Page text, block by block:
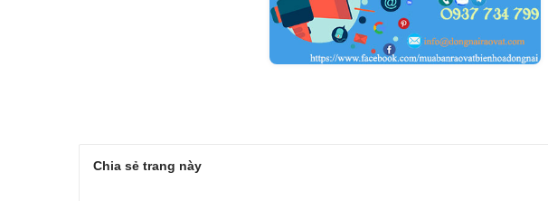
Chia sẻ trang này